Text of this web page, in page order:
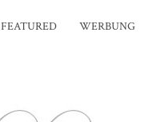
FEATURED WERBUNG